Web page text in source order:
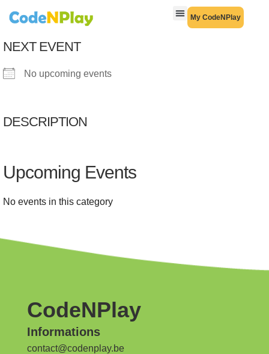
My CodeNPlay
NEXT EVENT
No upcoming events
DESCRIPTION
Upcoming Events
No events in this category
CodeNPlay
Informations
contact@codenplay.be